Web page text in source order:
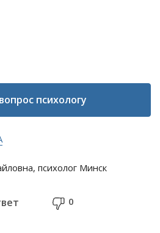
психологу
психолог Минск
0